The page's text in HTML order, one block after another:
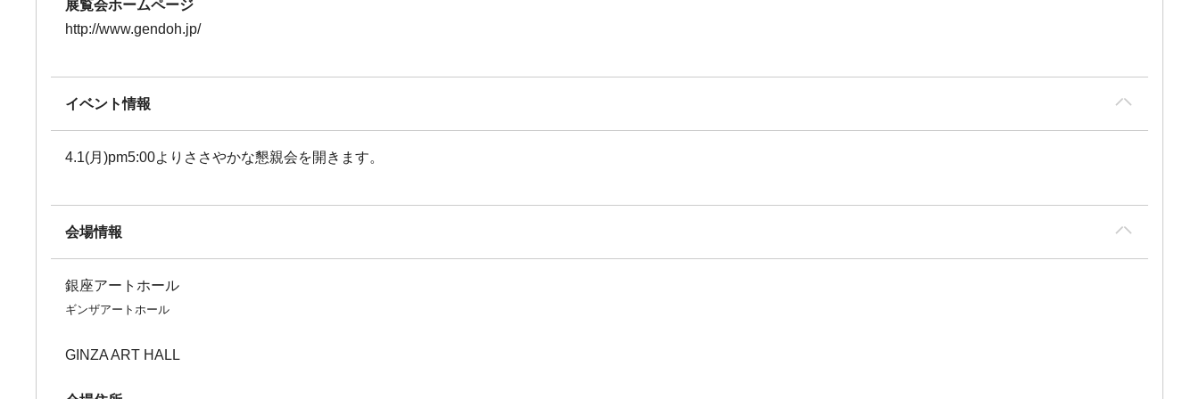
展覧会ホームページ
http://www.gendoh.jp/
イベント情報
4.1(月)pm5:00よりささやかな懇親会を開きます。
会場情報
銀座アートホール
ギンザアートホール
GINZA ART HALL